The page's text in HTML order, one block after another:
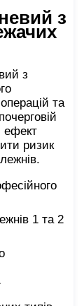
з
з
та
ефект
ризик
1 та 2